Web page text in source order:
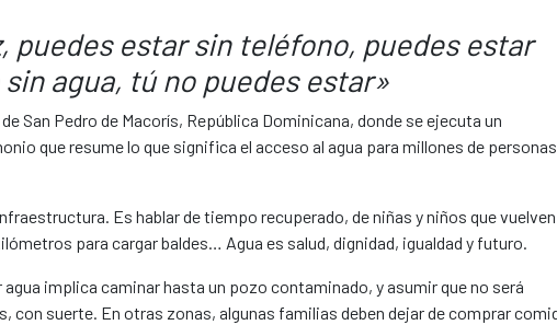
puedes estar sin teléfono, puedes estar
agua, tú no puedes estar»
San Pedro de Macorís, República Dominicana, donde se ejecuta un
que resume lo que significa el acceso al agua para millones de personas
Es hablar de tiempo recuperado, de niñas y niños que
para cargar baldes… Agua es salud, dignidad, igualdad y futuro.
implica caminar hasta un pozo contaminado, y asumir que no será
con suerte. En otras zonas, algunas familias deben dejar de comprar